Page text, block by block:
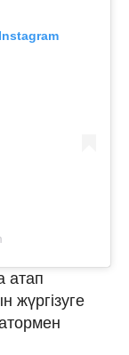
атап
жүргізуге